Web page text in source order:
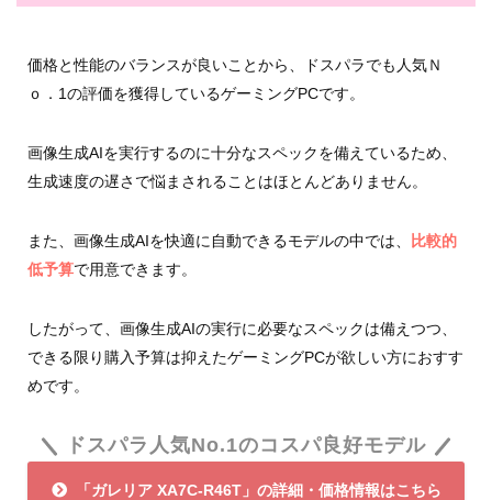
価格と性能のバランスが良いことから、ドスパラでも人気Ｎ
ｏ．1の評価を獲得しているゲーミングPCです。
画像生成AIを実行するのに十分なスペックを備えているため、
生成速度の遅さで悩まされることはほとんどありません。
また、画像生成AIを快適に自動できるモデルの中では、
比較的
低予算で用意できます。
したがって、画像生成AIの実行に必要なスペックは備えつつ、
できる限り購入予算は抑えたゲーミングPCが欲しい方におすす
めです。
ドスパラ人気No.1のコスパ良好モデル
「ガレリア XA7C-R46T」の詳細・価格情報はこちら